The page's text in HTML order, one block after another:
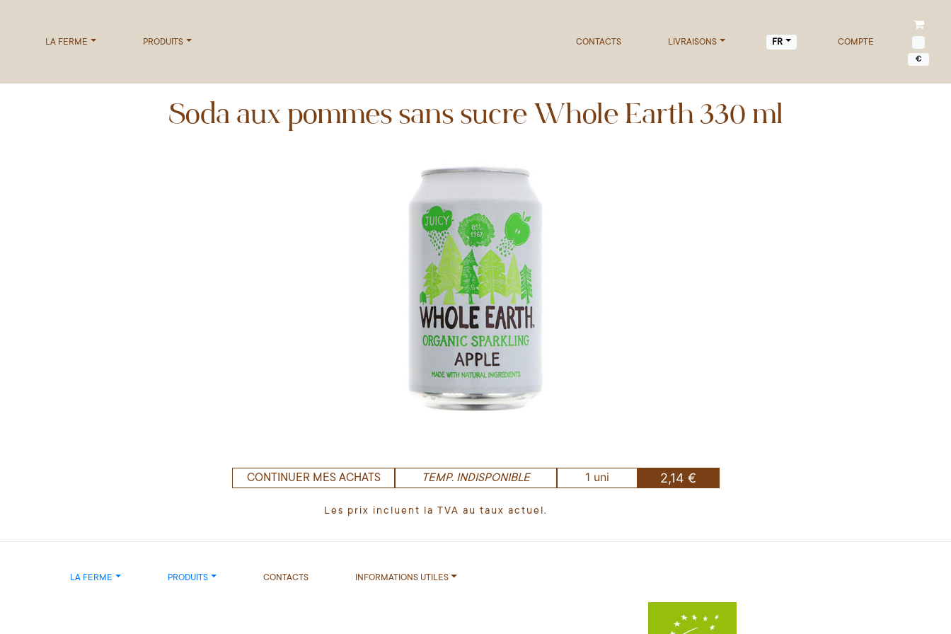
LA FERME PRODUITS CONTACTS LIVRAISONS FR COMPTE
€
Soda aux pommes sans sucre Whole Earth 330 ml
CONTINUER MES ACHATS TEMP. INDISPONIBLE 1 uni 2,14 €
Les prix incluent la TVA au taux actuel.
LA FERME PRODUITS CONTACTS INFORMATIONS UTILES